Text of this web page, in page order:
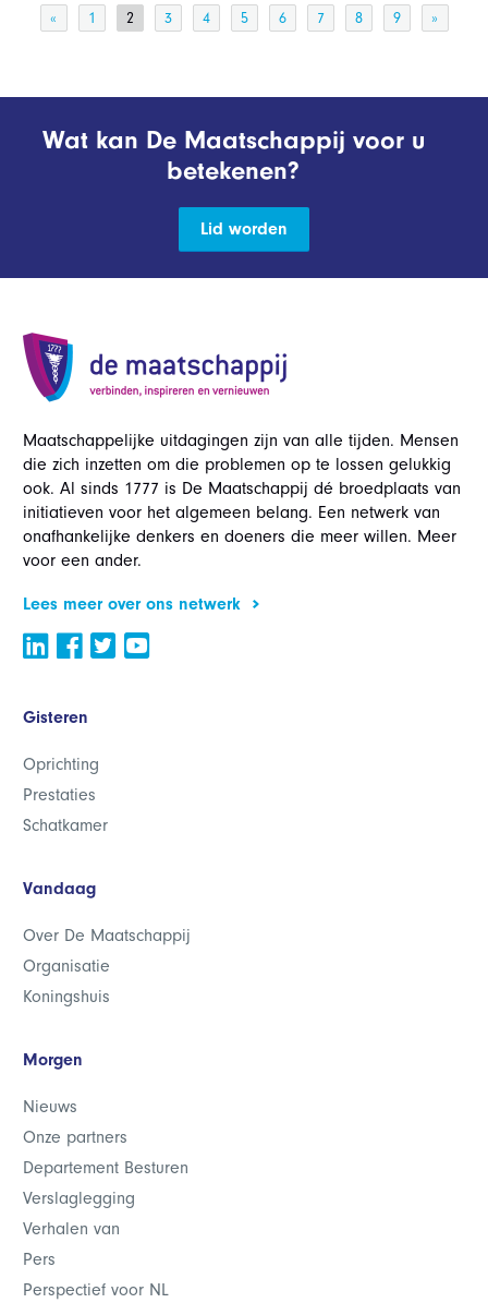
« 1 2 3 4 5 6 7 8 9 »
Wat kan De Maatschappij voor u
betekenen?
Lid worden
Maatschappelijke uitdagingen zijn van alle tijden. Mensen
die zich inzetten om die problemen op te lossen gelukkig
ook. Al sinds 1777 is De Maatschappij dé broedplaats van
initiatieven voor het algemeen belang. Een netwerk van
onafhankelijke denkers en doeners die meer willen. Meer
voor een ander.
Lees meer over ons netwerk
Gisteren
Oprichting
Prestaties
Schatkamer
Vandaag
Over De Maatschappij
Organisatie
Koningshuis
Morgen
Nieuws
Onze partners
Departement Besturen
Verslaglegging
Verhalen van
Pers
Perspectief voor NL